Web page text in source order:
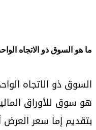
ما هو السوق ذو الاتجاه
السوق ذو الاتجاه
هو سوق للأوراق
بتقديم إما سعر